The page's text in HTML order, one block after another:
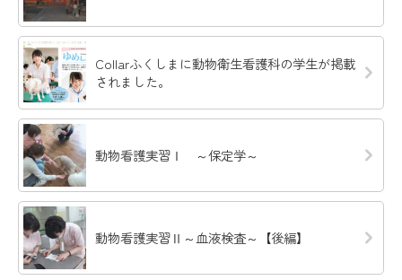
Collarふくしまに動物衛生看護科の学生が掲載
されました。
動物看護実習Ⅰ ～保定学～
動物看護実習Ⅱ～血液検査～【後編】